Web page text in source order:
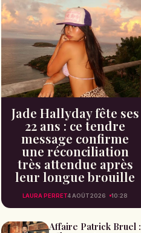
Jade Hallyday fête ses
22 ans : ce tendre
message confirme
une réconciliation
très attendue après
leur longue brouille
LAURA PERRET4 AOÛT 2026 10:28
Affaire Patrick Bruel :